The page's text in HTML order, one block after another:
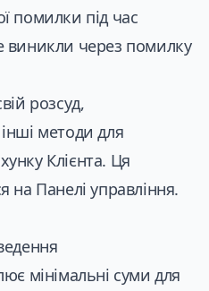
помилки під час
виникли через помилку
розсуд,
методи для
Клієнта. Ця
на Панелі управління.
мінімальні суми для